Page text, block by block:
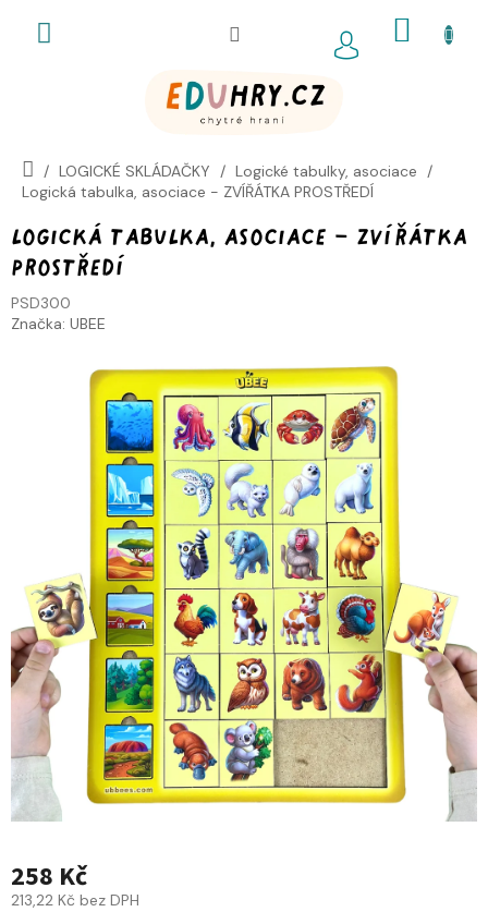
obsah
LOGICKÉ SKLÁDAČKY
Logické tabulky, asociace
Logická tabulka, asociace - ZVÍŘÁTKA PROSTŘEDÍ
Logická tabulka, asociace - ZVÍŘÁTKA
PROSTŘEDÍ
PSD300
Značka: UBEE
258 Kč
213,22 Kč bez DPH